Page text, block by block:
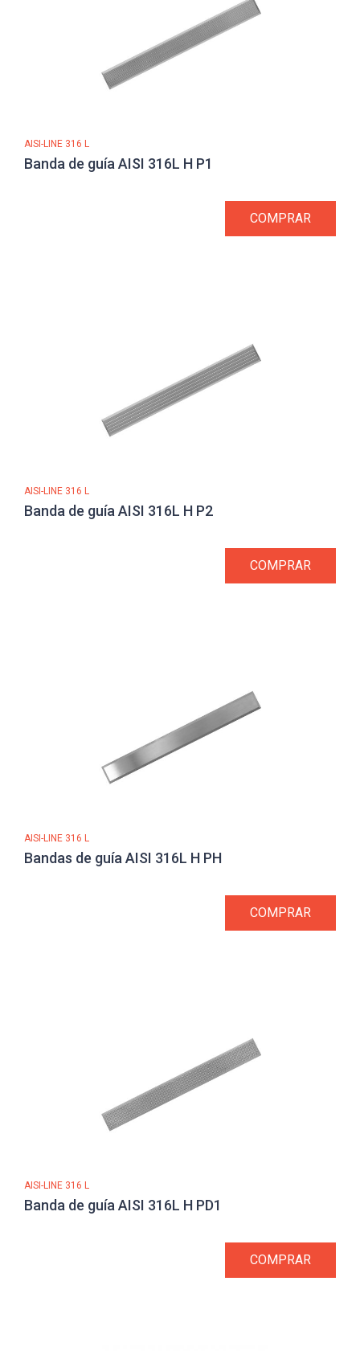
AISI-LINE 316 L
Banda de guía AISI 316L H P1
COMPRAR
AISI-LINE 316 L
Banda de guía AISI 316L H P2
COMPRAR
AISI-LINE 316 L
Bandas de guía AISI 316L H PH
COMPRAR
AISI-LINE 316 L
Banda de guía AISI 316L H PD1
COMPRAR